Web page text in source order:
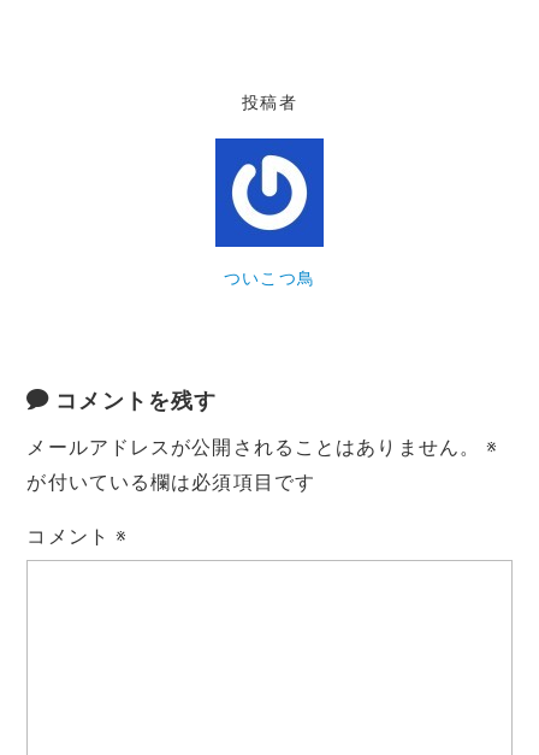
投稿者
ついこつ鳥
コメントを残す
メールアドレスが公開されることはありません。
※
が付いている欄は必須項目です
コメント※